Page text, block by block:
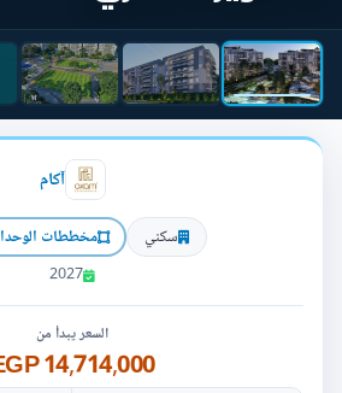
آكام
سكني مخططات
2027
السعر يبدأ من
14,714,000 EGP